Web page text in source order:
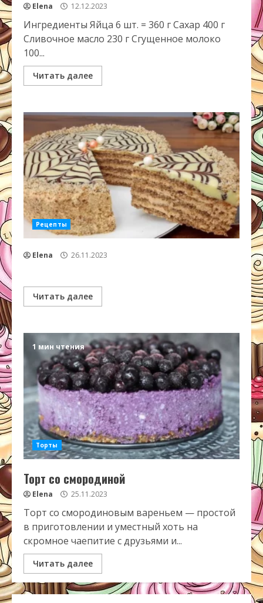
Elena 12.12.2023
Ингредиенты Яйца 6 шт. = 360 г Сахар 400 г
Сливочное масло 230 г Сгущенное молоко
100...
Читать далее
Рецепты
Elena 26.11.2023
Читать далее
1 мин чтения
Торты
Торт со смородиной
Elena 25.11.2023
Торт со смородиновым вареньем — простой
в приготовлении и уместный хоть на
скромное чаепитие с друзьями и...
Читать далее